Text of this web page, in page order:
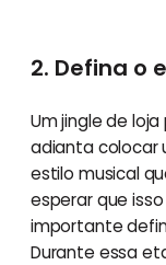
2. Defina o
Um jingle de
adianta colocar
estilo musical
esperar que
importante
Durante essa